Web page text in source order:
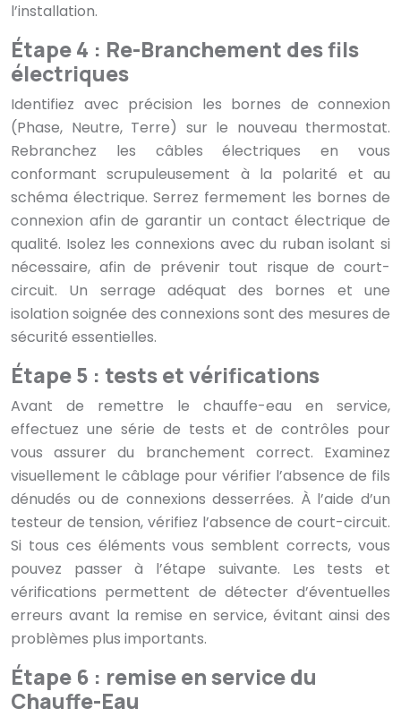
l’installation.
Étape 4 : Re-Branchement des fils
électriques
Identifiez avec précision les bornes de connexion
(Phase, Neutre, Terre) sur le nouveau thermostat.
Rebranchez les câbles électriques en vous
conformant scrupuleusement à la polarité et au
schéma électrique. Serrez fermement les bornes de
connexion afin de garantir un contact électrique de
qualité. Isolez les connexions avec du ruban isolant si
nécessaire, afin de prévenir tout risque de court-
circuit. Un serrage adéquat des bornes et une
isolation soignée des connexions sont des mesures de
sécurité essentielles.
Étape 5 : tests et vérifications
Avant de remettre le chauffe-eau en service,
effectuez une série de tests et de contrôles pour
vous assurer du branchement correct. Examinez
visuellement le câblage pour vérifier l’absence de fils
dénudés ou de connexions desserrées. À l’aide d’un
testeur de tension, vérifiez l’absence de court-circuit.
Si tous ces éléments vous semblent corrects, vous
pouvez passer à l’étape suivante. Les tests et
vérifications permettent de détecter d’éventuelles
erreurs avant la remise en service, évitant ainsi des
problèmes plus importants.
Étape 6 : remise en service du
Chauffe-Eau